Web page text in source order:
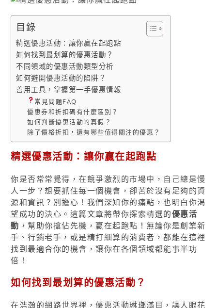
目錄
精選優惠活動：讓你贏在起跑點
如何找到最划算的優惠活動？
不同領域的優惠活動類型分析
如何避開優惠活動的陷阱？
善用工具，掌握第一手優惠情報
常見問題FAQ
優惠券和折扣碼有什麼區別？
如何判斷優惠活動的真假？
除了價格折扣，還有哪些值得關注的優惠？
精選優惠活動：讓你贏在起跑點
你是否常常覺得，在競爭激烈的市場中，自己總是慢
人一步？想要抓住每一個機會，卻苦於沒有足夠的資
源和資訊？別擔心！我們深知你的痛點，也明白你渴
望成功的決心。這篇文章將帶你探索精選的優惠活
動 ，幫助你搶佔先機，贏在起跑點！無論你是創業新
手、行銷老手，或是精打細算的消費者，都能在這裡
找到最適合你的機會，讓你在各個領域都能事半功
倍！
如何找到最划算的優惠活動？
在浩瀚的網路世界裡，優惠活動琳瑯滿目，讓人眼花